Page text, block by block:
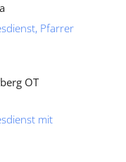
Pfarrer
OT
mit